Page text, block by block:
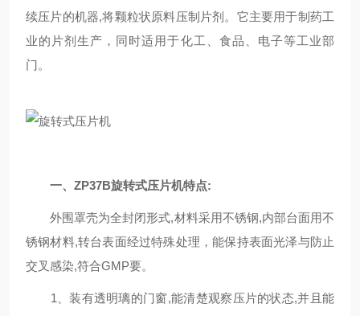
续压片的机器,将颗粒状原料压制片剂。它主要用于制药工
业的片剂生产，同时适用于化工、食品、电子等工业部
门。
一、ZP37B旋转式压片机特点:
外围罩壳为全封闭形式,材料采用不锈钢,内部台面用不
锈钢材料,转台表面经过特殊处理，能保持表面光泽与防止
交叉感染,符合GMP要。
1、装有透明璃的门窗,能清楚观察压片的状态,并且能